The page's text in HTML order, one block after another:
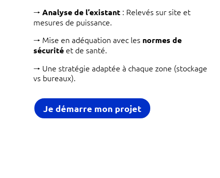
🠒 Analyse de l’existant: Relevés sur site et
mesures de puissance.
🠒 Mise en adéquation avec les normes de
sécuritéet de santé.
🠒 Une stratégie adaptée à chaque zone (stockage
vs bureaux).
Je démarre mon projet